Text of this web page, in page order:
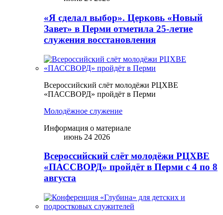
«Я сделал выбор». Церковь «Новый
Завет» в Перми отметила 25-летие
служения восстановления
Всероссийский слёт молодёжи РЦХВЕ
«ПАССВОРД» пройдёт в Перми
Молодёжное служение
Информация о материале
июнь 24 2026
Всероссийский слёт молодёжи РЦХВЕ
«ПАССВОРД» пройдёт в Перми с 4 по 8
августа